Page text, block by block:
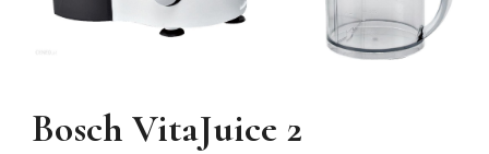
Bosch VitaJuice 2